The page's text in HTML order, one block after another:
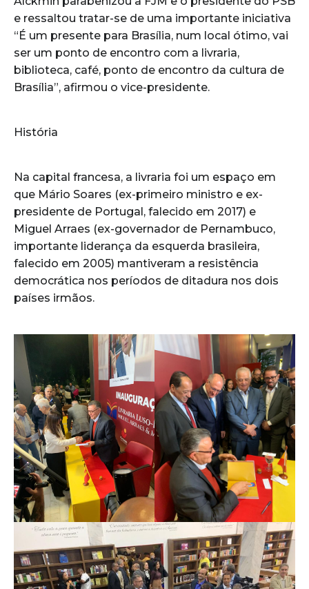
e ressaltou tratar-se de uma importante iniciativa
“É um presente para Brasília, num local ótimo, vai
ser um ponto de encontro com a livraria,
biblioteca, café, ponto de encontro da cultura de
Brasília”, afirmou o vice-presidente.
História
Na capital francesa, a livraria foi um espaço em
que Mário Soares (ex-primeiro ministro e ex-
presidente de Portugal, falecido em 2017) e
Miguel Arraes (ex-governador de Pernambuco,
importante liderança da esquerda brasileira,
falecido em 2005) mantiveram a resistência
democrática nos períodos de ditadura nos dois
países irmãos.